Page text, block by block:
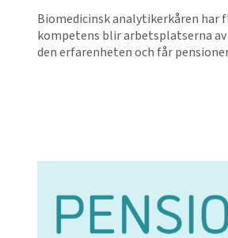
Biomedicinsk analytikerkåren har
kompetens blir arbetsplatserna
den erfarenheten och får